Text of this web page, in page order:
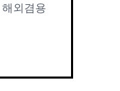
해외겸용